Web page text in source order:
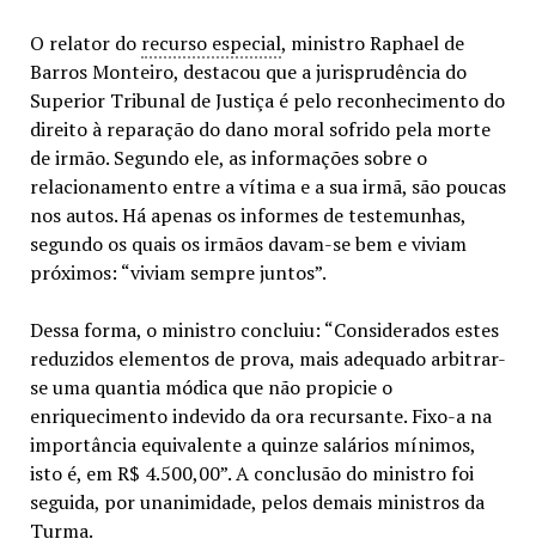
O relator do recurso especial, ministro Raphael de
Barros Monteiro, destacou que a jurisprudência do
Superior Tribunal de Justiça é pelo reconhecimento do
direito à reparação do dano moral sofrido pela morte
de irmão. Segundo ele, as informações sobre o
relacionamento entre a vítima e a sua irmã, são poucas
nos autos. Há apenas os informes de testemunhas,
segundo os quais os irmãos davam-se bem e viviam
próximos: “viviam sempre juntos”.
Dessa forma, o ministro concluiu: “Considerados estes
reduzidos elementos de prova, mais adequado arbitrar-
se uma quantia módica que não propicie o
enriquecimento indevido da ora recursante. Fixo-a na
importância equivalente a quinze salários mínimos,
isto é, em R$ 4.500,00”. A conclusão do ministro foi
seguida, por unanimidade, pelos demais ministros da
Turma.